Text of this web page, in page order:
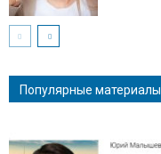
Популярные материалы